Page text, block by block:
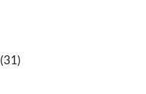
(31)